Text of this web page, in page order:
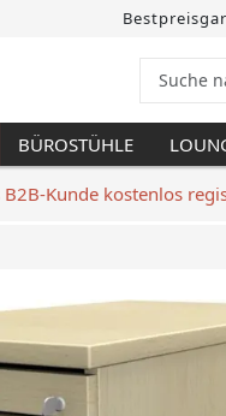
BÜROSTÜHLE
B2B-Kunde kostenlos